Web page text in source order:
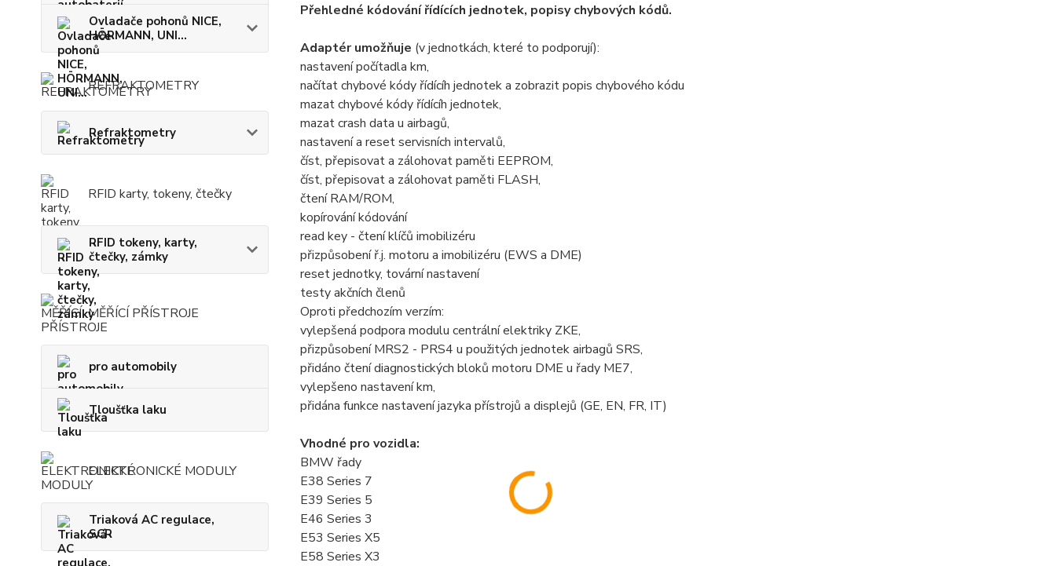
Ovladače pohonů NICE,
HÖRMANN, UNI...
REFRAKTOMETRY
Refraktometry
RFID karty, tokeny, čtečky
RFID tokeny, karty,
čtečky, zámky
MĚŘÍCÍ PŘÍSTROJE
pro automobily
Tloušťka laku
ELEKTRONICKÉ MODULY
Triaková AC regulace,
SCR
Přehledné kódování řídících jednotek, popisy chybových kódů.
Adaptér umožňuje (v jednotkách, které to podporují):
nastavení počítadla km,
načítat chybové kódy řídícíh jednotek a zobrazit popis chybového kódu
mazat chybové kódy řídícíh jednotek,
mazat crash data u airbagů,
nastavení a reset servisních intervalů,
číst, přepisovat a zálohovat paměti EEPROM,
číst, přepisovat a zálohovat paměti FLASH,
čtení RAM/ROM,
kopírování kódování
read key - čtení klíčů imobilizéru
přizpůsobení ř.j. motoru a imobilizéru (EWS a DME)
reset jednotky, tovární nastavení
testy akčních členů
Oproti předchozím verzím:
vylepšená podpora modulu centrální elektriky ZKE,
přizpůsobení MRS2 - PRS4 u použitých jednotek airbagů SRS,
přidáno čtení diagnostických bloků motoru DME u řady ME7,
vylepšeno nastavení km,
přidána funkce nastavení jazyka přístrojů a displejů (GE, EN, FR, IT)
Vhodné pro vozidla:
BMW řady
E38 Series 7
E39 Series 5
E46 Series 3
E53 Series X5
E58 Series X3